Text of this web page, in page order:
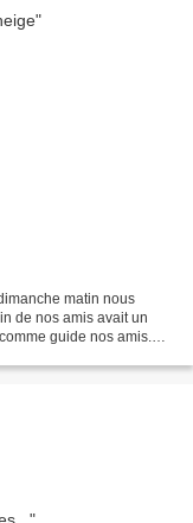
matin nous
de nos amis avait un
guide nos amis.